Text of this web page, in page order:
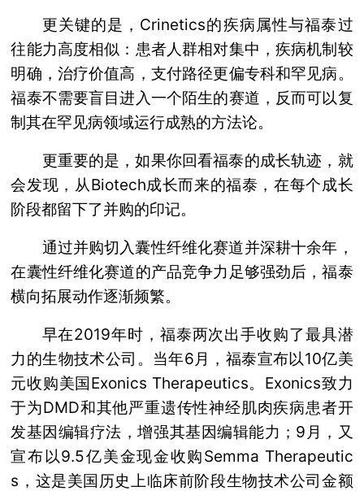
更关键的是，Crinetics的疾病属性与福泰过
往能力高度相似：患者人群相对集中，疾病机制较
明确，治疗价值高，支付路径更偏专科和罕见病。
福泰不需要盲目进入一个陌生的赛道，反而可以复
制其在罕见病领域运行成熟的方法论。
更重要的是，如果你回看福泰的成长轨迹，就
会发现，从Biotech成长而来的福泰，在每个成长
阶段都留下了并购的印记。
通过并购切入囊性纤维化赛道并深耕十余年，
在囊性纤维化赛道的产品竞争力足够强劲后，福泰
横向拓展动作逐渐频繁。
早在2019年时，福泰两次出手收购了最具潜
力的生物技术公司。当年6月，福泰宣布以10亿美
元收购美国Exonics Therapeutics。Exonics致力
于为DMD和其他严重遗传性神经肌肉疾病患者开
发基因编辑疗法，增强其基因编辑能力；9月，又
宣布以9.5亿美金现金收购Semma Therapeutic
s，这是美国历史上临床前阶段生物技术公司金额